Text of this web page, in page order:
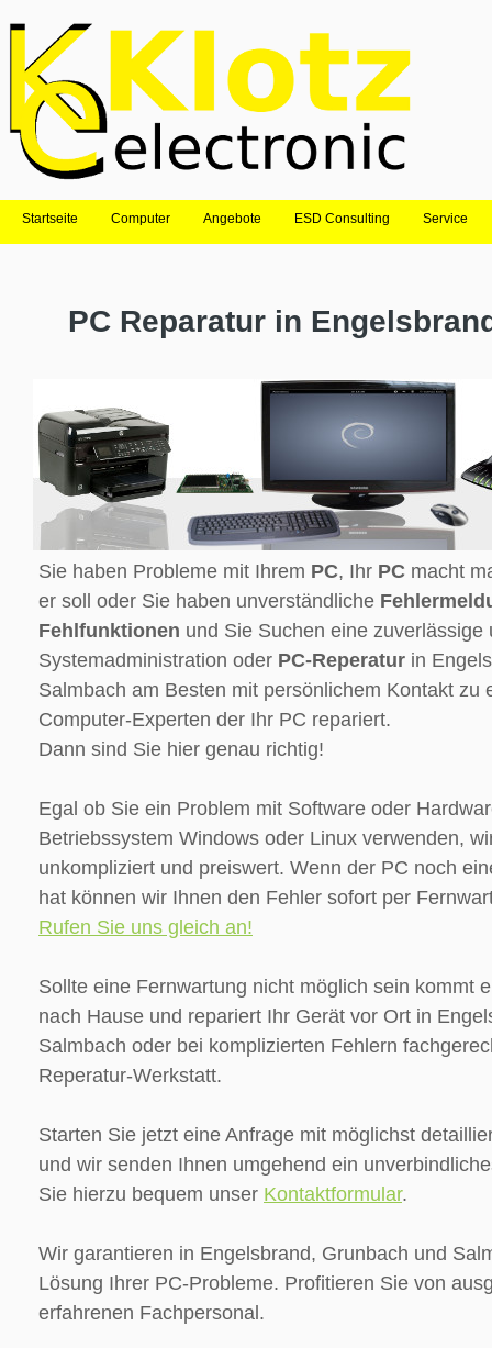
Startseite Computer Angebote ESD Consulting Service
PC Reparatur in
Sie haben Probleme mit Ihrem PC, Ihr PC macht
er soll oder Sie haben unverständliche
Fehlfunktionen und Sie Suchen eine zuverlässige
Systemadministration oder PC-Reperatur in
Salmbach am Besten mit persönlichem Kontakt zu
Computer-Experten der Ihr PC repariert.
Dann sind Sie hier genau richtig!
Egal ob Sie ein Problem mit Software oder
Betriebssystem Windows oder Linux verwenden,
unkompliziert und preiswert. Wenn der PC noch
hat können wir Ihnen den Fehler sofort per
Rufen Sie uns gleich an!
Sollte eine Fernwartung nicht möglich sein kommt
nach Hause und repariert Ihr Gerät vor Ort in
Salmbach oder bei komplizierten Fehlern
Reperatur-Werkstatt.
Starten Sie jetzt eine Anfrage mit möglichst
und wir senden Ihnen umgehend ein
Sie hierzu bequem unser Kontaktformular.
Wir garantieren in Engelsbrand, Grunbach und
Lösung Ihrer PC-Probleme. Profitieren Sie von
erfahrenen Fachpersonal.